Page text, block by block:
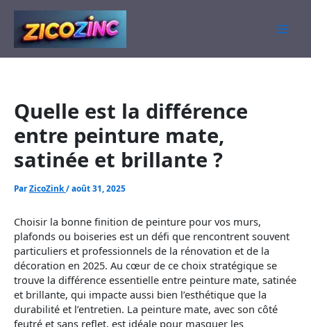
contenu
Quelle est la différence
entre peinture mate,
satinée et brillante ?
ParZicoZink/août 31, 2025
Choisir la bonne finition de peinture pour vos murs,
plafonds ou boiseries est un défi que rencontrent souvent
particuliers et professionnels de la rénovation et de la
décoration en 2025. Au cœur de ce choix stratégique se
trouve la différence essentielle entre peinture mate, satinée
et brillante, qui impacte aussi bien l’esthétique que la
durabilité et l’entretien. La peinture mate, avec son côté
feutré et sans reflet, est idéale pour masquer les